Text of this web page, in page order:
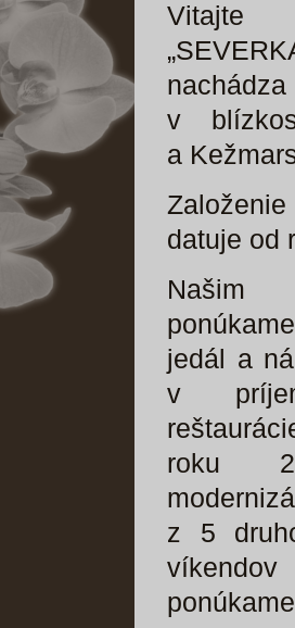
Vitajte
v
a
datuje od
jedál a
v
roku
z 5